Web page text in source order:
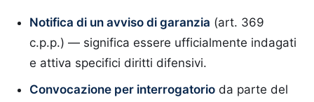
Notifica di un avviso di garanzia (art. 369
c.p.p.) — significa essere ufficialmente indagati
e attiva specifici diritti difensivi.
Convocazione per interrogatorio da parte del